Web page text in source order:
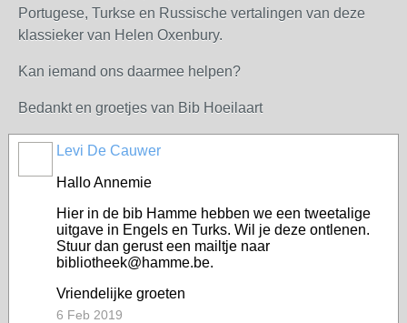
Portugese, Turkse en Russische vertalingen van deze
klassieker van Helen Oxenbury.
Kan iemand ons daarmee helpen?
Bedankt en groetjes van Bib Hoeilaart
Levi De Cauwer
Hallo Annemie
Hier in de bib Hamme hebben we een tweetalige
uitgave in Engels en Turks. Wil je deze ontlenen.
Stuur dan gerust een mailtje naar
bibliotheek@hamme.be.
Vriendelijke groeten
6 Feb 2019